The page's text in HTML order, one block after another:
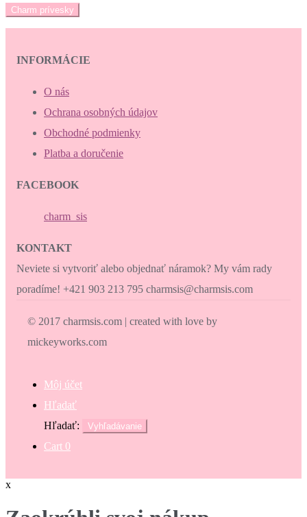
Charm prívesky
INFORMÁCIE
O nás
Ochrana osobných údajov
Obchodné podmienky
Platba a doručenie
FACEBOOK
charm_sis
KONTAKT
Neviete si vytvoriť alebo objednať náramok? My vám rady
poradíme! +421 903 213 795 charmsis@charmsis.com
© 2017 charmsis.com | created with love by
mickeyworks.com
Môj účet
Hľadať
Hľadať:
Vyhľadávanie
Cart 0
x